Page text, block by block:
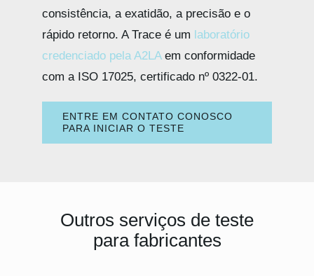
consistência, a exatidão, a precisão e o
rápido retorno. A Trace é um laboratório
credenciado pela A2LAem conformidade
com a ISO 17025, certificado nº 0322-01.
ENTRE EM CONTATO CONOSCO
PARA INICIAR O TESTE
Outros serviços de teste
para fabricantes